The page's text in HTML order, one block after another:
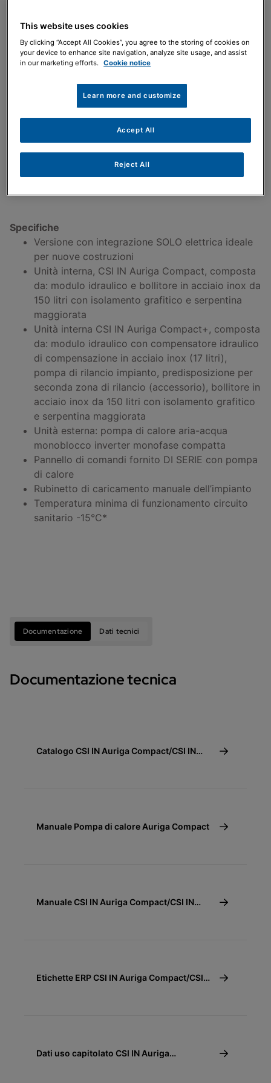
Dimensioni ridotte
Permette l'installazione in spazi piccoli
Specifiche
Versione con integrazione SOLO elettrica ideale
per nuove costruzioni
Unità interna, CSI IN Auriga Compact, composta
da: modulo idraulico e bollitore in acciaio inox da
150 litri con isolamento grafitico e serpentina
maggiorata
Unità interna CSI IN Auriga Compact+, composta
da: modulo idraulico con compensatore idraulico
di compensazione in acciaio inox (17 litri),
pompa di rilancio impianto, predisposizione per
seconda zona di rilancio (accessorio), bollitore in
acciaio inox da 150 litri con isolamento grafitico
e serpentina maggiorata
Unità esterna: pompa di calore aria-acqua
monoblocco inverter monofase compatta
Pannello di comandi fornito DI SERIE con pompa
di calore
Rubinetto di caricamento manuale dell’impianto
Temperatura minima di funzionamento circuito
sanitario -15°C*
Documentazione Dati tecnici
Documentazione tecnica
Catalogo CSI IN Auriga Compact/CSI IN
Manuale Pompa di calore Auriga Compact
Manuale CSI IN Auriga Compact/CSI IN
Etichette ERP CSI IN Auriga Compact/CSI
Dati uso capitolato CSI IN Auriga
This website uses cookies
By clicking “Accept All Cookies”, you agree to the storing of cookies on
your device to enhance site navigation, analyze site usage, and assist
in our marketing efforts. Cookie notice
Learn more and customize
Reject All
Accept All